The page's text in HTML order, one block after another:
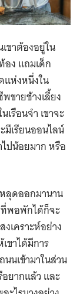
ขาต้องอยู่ใน
ง แถมเด็ก
แห่งหนึ่งใน
ขายช้างเลี้ยง
รือนจำ เขาจะ
มีเรียนออนไลน์
ปน้อยมาก หรือ
ลุดออกมานาน
ที่พอพักได้ก็จะ
เคราะห์อย่าง
ขาได้มีการ
นเข้ามาในส่วน
ยากแล้ว และ